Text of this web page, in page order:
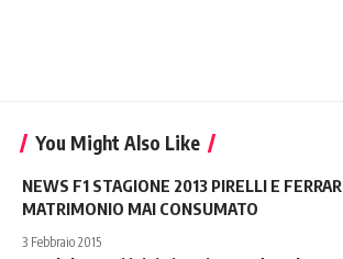
You Might Also Like
NEWS F1 STAGIONE 2013 PIRELLI E
MATRIMONIO MAI CONSUMATO
3 Febbraio 2015